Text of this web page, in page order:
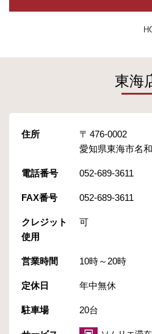
東海
住所
476-0002
愛知県東海市名
電話番号 052-689-3611
FAX番号 052-689-3611
クレジット
使用
可
営業時間 10時～20時
定休日 年中無休
駐車場 20台